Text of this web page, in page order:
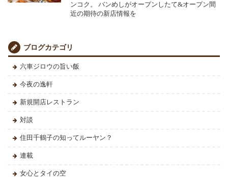
ンコク。 バンめしがオープンしたて&オープン間
近の期待の新店情報を
ブログカテゴリ
六車ジロウの旨い飯
今夜の逸軒
新規開店レストラン
対談
住田千鶴子の知ってルーヤン？
連載
女心とタイの空